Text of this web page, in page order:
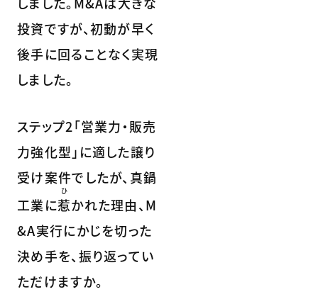
投資ですが、初動が早く
後手に回ることなく実現
しました。
ステップ2「営業力・販売
力強化型」に適した譲り
受け案件でしたが、真鍋
工業に惹
ひ
かれた理由、M
&A実行にかじを切った
決め手を、振り返ってい
ただけますか。